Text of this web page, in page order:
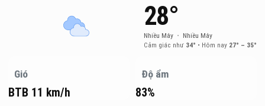
28°
Nhiều Mây • Nhiều Mây
Cảm giác như 34° • Hôm nay 27° – 35°
Gió
BTB 11 km/h
Độ ẩm
83%